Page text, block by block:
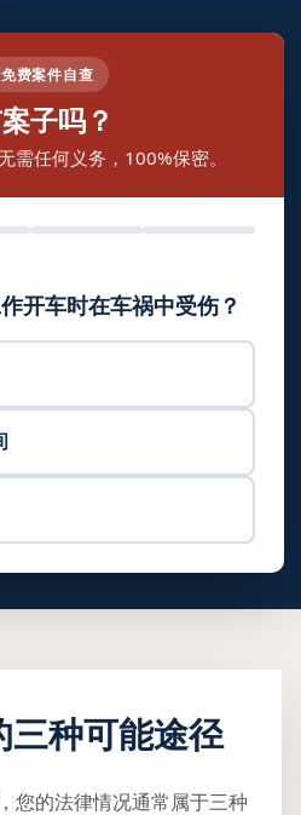
费案件自查
子吗？
需任何义务，100%保密。
开车时在车祸中受伤？
三种可能途径
您的法律情况通常属于三种